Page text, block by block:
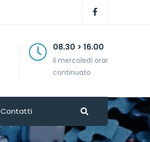
08.30 > 16.00
il mercoledì orario
Contatti